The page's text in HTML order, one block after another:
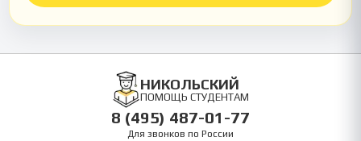
НИКОЛЬСКИЙ
ПОМОЩЬ СТУДЕНТАМ
8 (495) 487-01-77
Для звонков по России